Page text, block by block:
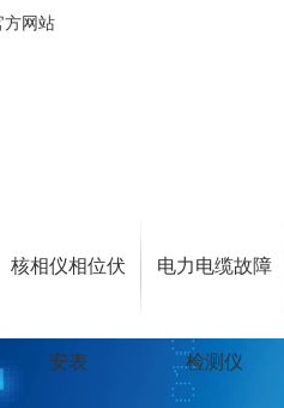
方网站
核相仪相位伏
安表
电力电缆故障
检测仪